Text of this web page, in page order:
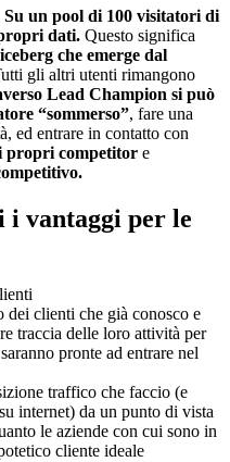
Su un pool di 100 visitatori di
dati. Questo significa
che emerge dal
gli altri utenti rimangono
Lead Champion si può
“sommerso”, fare una
ed entrare in contatto con
propri competitor e
vantaggi per le
dei clienti che già conosco e
traccia delle loro attività per
pronte ad entrare nel
traffico che faccio (e
internet) da un punto di vista
le aziende con cui sono in
cliente ideale